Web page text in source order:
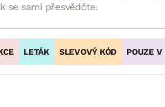
se sami přesvědčte.
LETÁK SLEVOVÝ KÓD POUZE V